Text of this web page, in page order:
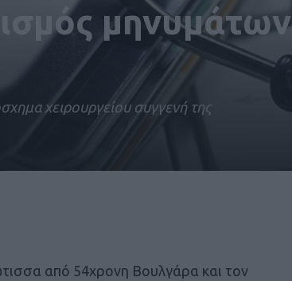
μηνυμάτων
χειρουργείου συγγενή της
από 54χρονη Βουλγάρα και τον